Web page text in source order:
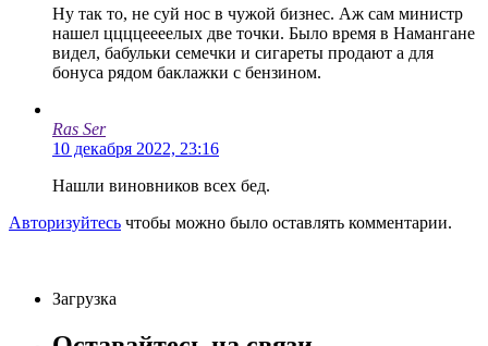
Ну так то, не суй нос в чужой бизнес. Аж сам министр
нашел ццццеееелых две точки. Было время в Намангане
видел, бабульки семечки и сигареты продают а для
бонуса рядом баклажки с бензином.
Ras Ser
10 декабря 2022, 23:16
Нашли виновников всех бед.
Авторизуйтесь чтобы можно было оставлять комментарии.
Загрузка